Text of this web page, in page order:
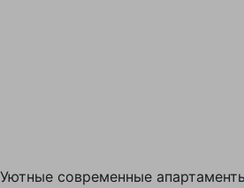
Уютные современные